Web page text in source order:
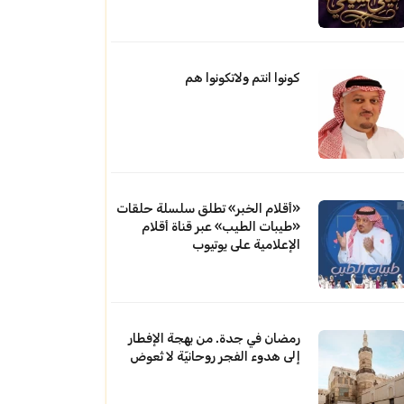
كونوا انتم ولاتكونوا هم
«أقلام الخبر» تطلق سلسلة حلقات
«طيبات الطيب» عبر قناة أقلام
الإعلامية على يوتيوب
رمضان في جدة. من بهجة الإفطار
إلى هدوء الفجر روحانيّة لا تُعوض